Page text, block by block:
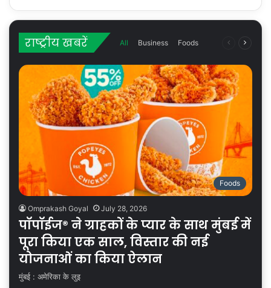
राष्ट्रीय खबरें All Business Foods
Previous
Next
Foods
Omprakash Goyal July 28, 2026
पॉपॉईज® ने ग्राहकों के प्यार के साथ मुंबई में
पूरा किया एक साल, विस्तार की नई
योजनाओं का किया ऐलान
मुंबई : अमेरिका के लुइ